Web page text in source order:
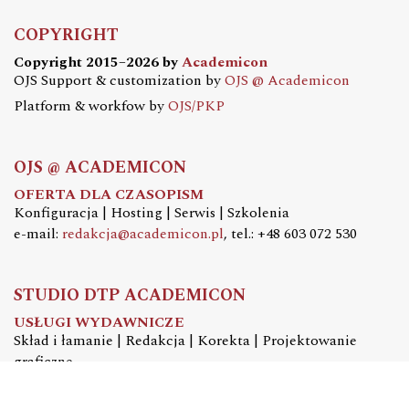
COPYRIGHT
Copyright 2015–2026 byAcademicon
OJS Support & customization byOJS @ Academicon
Platform & workfow byOJS/PKP
OJS @ ACADEMICON
OFERTA DLA CZASOPISM
Konfiguracja | Hosting | Serwis | Szkolenia
e-mail: redakcja@academicon.pl, tel.: +48 603 072 530
STUDIO DTP ACADEMICON
USŁUGI WYDAWNICZE
Skład i łamanie | Redakcja | Korekta | Projektowanie
graficzne